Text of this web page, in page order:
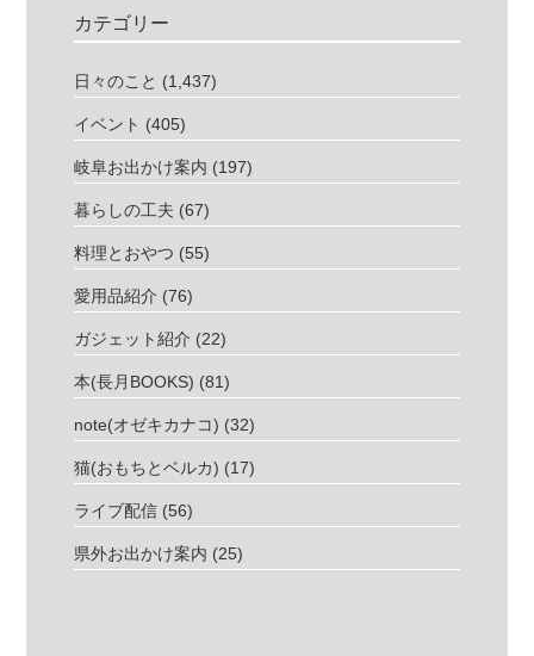
カテゴリー
日々のこと (1,437)
イベント (405)
岐阜お出かけ案内 (197)
暮らしの工夫 (67)
料理とおやつ (55)
愛用品紹介 (76)
ガジェット紹介 (22)
本(長月BOOKS) (81)
note(オゼキカナコ) (32)
猫(おもちとベルカ) (17)
ライブ配信 (56)
県外お出かけ案内 (25)